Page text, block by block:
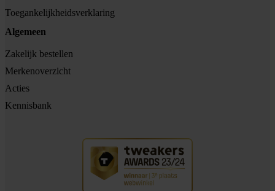
Toegankelijkheidsverklaring
Algemeen
Zakelijk bestellen
Merkenoverzicht
Acties
Kennisbank